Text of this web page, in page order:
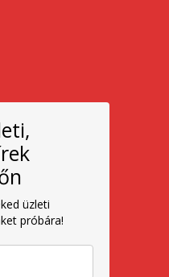
üzleti
próbára!